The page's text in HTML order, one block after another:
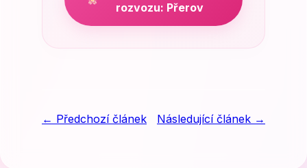
rozvozu: Přerov
← Předchozí článek Následující článek →